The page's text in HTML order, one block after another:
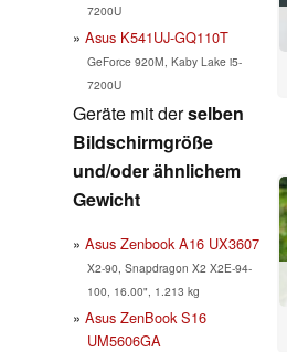
7200U
Asus K541UJ-GQ110T
GeForce 920M, Kaby Lake i5-
7200U
Geräte mit derselben
Bildschirmgröße
und/oder ähnlichem
Gewicht
Asus Zenbook A16 UX3607
X2-90, Snapdragon X2 X2E-94-
100, 16.00", 1.213 kg
Asus ZenBook S16
UM5606GA